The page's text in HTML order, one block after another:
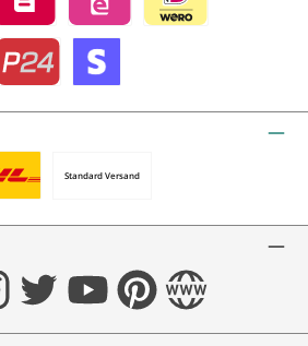
mollie
Belfius by mollieeps by mollie
Standard Versand
Twitter YouTubePinterestWebsite